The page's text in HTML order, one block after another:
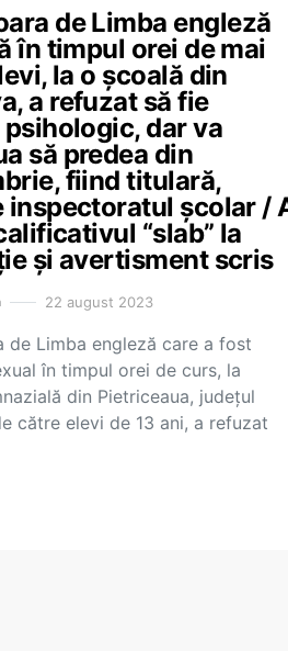
de Limba engleză
în timpul orei de mai
la o școală din
a refuzat să fie
dar va
să predea din
fiind titulară,
inspectoratul școlar /
“slab” la
și avertisment scris
22 august 2023
de Limba engleză care a fost
în timpul orei de curs, la
din Pietriceaua, județul
către elevi de 13 ani, a refuzat